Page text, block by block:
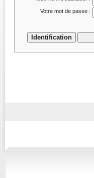
Votre mot de passe :